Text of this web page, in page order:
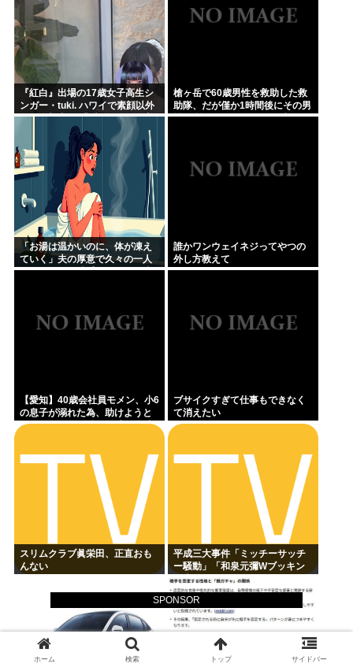
SPONSOR
『紅白』出場の17歳女子高生シ
ンガー・tuki. ハワイで素顔以外
ほぼ全部出し 「隠しきれない美
貌」とSNSざわつく
槍ヶ岳で60歳男性を救助した救
助隊、だが僅か1時間後にその男
性が所属していたPTから連絡が
「お湯は温かいのに、体が凍え
ていく」夫の厚意で久々の一人
風呂、ハッカ油系オイルを原液
誰かワンウェイネジってやつの
外し方教えて
【愛知】40歳会社員モメン、小6
の息子が溺れた為、助けようと
して溺れる なお息子は妻が救出
ブサイクすぎて仕事もできなく
て消えたい
スリムクラブ眞栄田、正直おも
んない
平成三大事件「ミッチーサッチ
ー騒動」「和泉元彌Wブッキン
グ事件」あとひとつは？
ホーム 検索 トップ サイドバー